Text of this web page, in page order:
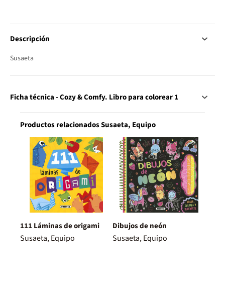
Descripción
Susaeta
Ficha técnica - Cozy & Comfy. Libro para colorear 1
Productos relacionados Susaeta, Equipo
111 Láminas de origami
Susaeta, Equipo
Dibujos de neón
Susaeta, Equipo